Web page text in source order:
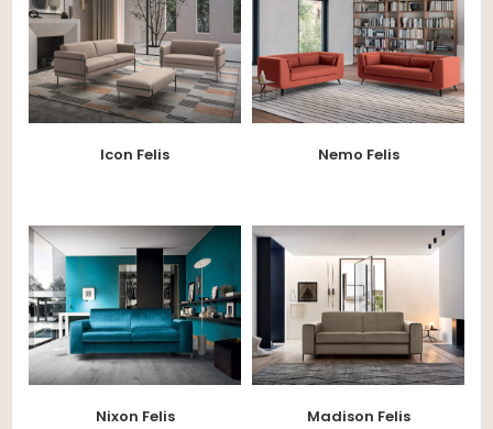
Icon Felis Nemo Felis
Nixon Felis Madison Felis